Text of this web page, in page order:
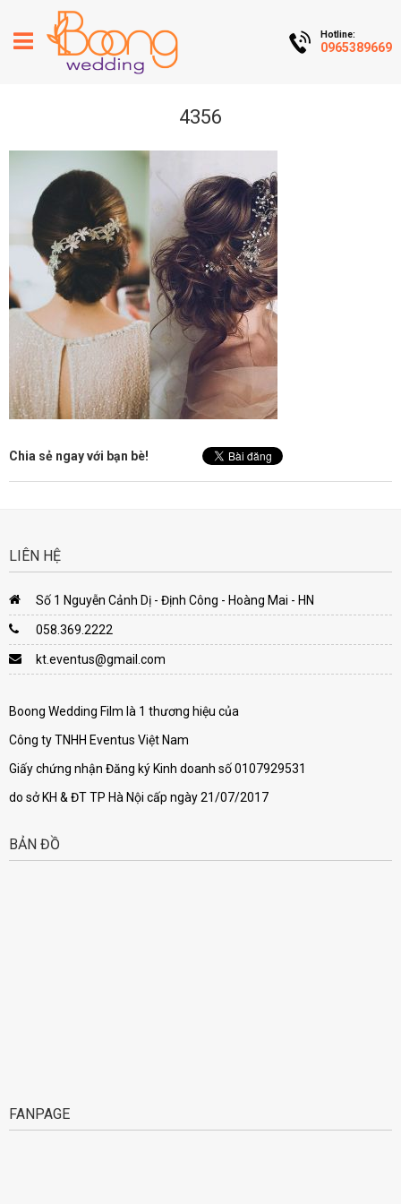
Hotline:
0965389669
4356
Chia sẻ ngay với bạn bè!
LIÊN HỆ
Số 1 Nguyễn Cảnh Dị - Định Công - Hoàng Mai - HN
058.369.2222
kt.eventus@gmail.com
Boong Wedding Film là 1 thương hiệu của
Công ty TNHH Eventus Việt Nam
Giấy chứng nhận Đăng ký Kinh doanh số 0107929531
do sở KH & ĐT TP Hà Nội cấp ngày 21/07/2017
BẢN ĐỒ
FANPAGE